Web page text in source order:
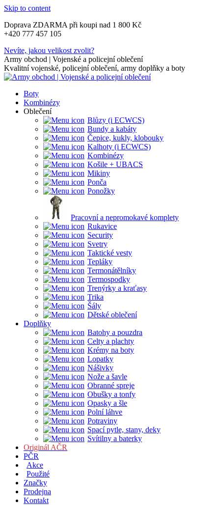
Skip to content
Doprava ZDARMA při koupi nad 1 800 Kč
+420 777 457 105
Nevíte, jakou velikost zvolit?
Army obchod | Vojenské a policejní oblečení
Kvalitní vojenské, policejní oblečení, army doplňky a boty
Boty
Kombinézy
Oblečení
Blůzy (i ECWCS)
Bundy a kabáty
Čepice, kukly, klobouky
Kalhoty (i ECWCS)
Kombinézy
Košile + UBACS
Mikiny
Ponča
Ponožky
Pracovní a nepromokavé komplety
Rukavice
Security
Svetry
Taktické vesty
Tepláky
Termonátělníky
Termospodky
Trenýrky a kraťasy
Trika
Šály
Dětské oblečení
Doplňky
Batohy a pouzdra
Celty a plachty
Krémy na boty
Lopatky
Nášivky
Nože a šavle
Obranné spreje
Obušky a tonfy
Opasky a šle
Polní láhve
Potraviny
Spací pytle, stany, deky
Svítilny a baterky
Originál AČR
PČR
Akce
Použité
Značky
Prodejna
Kontakt